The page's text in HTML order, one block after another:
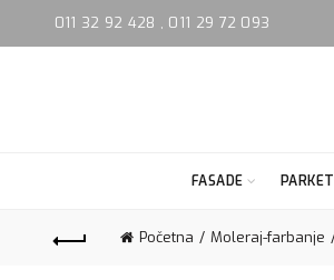
011 32 92 428 , 011 29 72 093
FASADE PARKET
Početna Moleraj-farbanje